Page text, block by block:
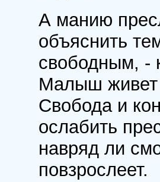
А манию
объяснить
свободным, -
Малыш живет
Свобода и
ослабить
навряд ли
повзрослеет.